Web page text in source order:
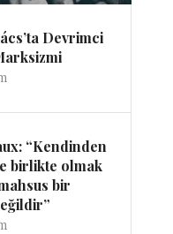
Devrimci
“Kendinden
birlikte olmak
bir